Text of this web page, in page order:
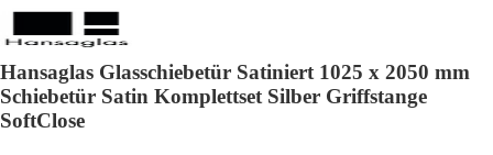
Hansaglas Glasschiebetür Satiniert 1025 x 2050 mm
Schiebetür Satin Komplettset Silber Griffstange
SoftClose